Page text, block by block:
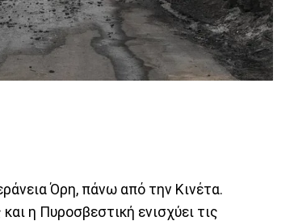
Όρη, πάνω από την Κινέτα.
η Πυροσβεστική ενισχύει τις